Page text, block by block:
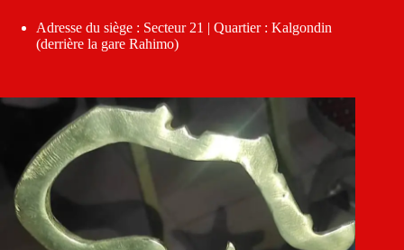
Adresse du siège : Secteur 21 | Quartier : Kalgondin
(derrière la gare Rahimo)